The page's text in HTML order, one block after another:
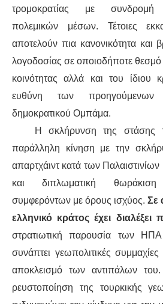
τρομοκρατίας με συνδρομή
πολεμικών μέσων. Τέτοιες
αποτελούν πια κανονικότητα και
λογοδοσίας σε οποιοδήποτε θεσμό
κοινότητας αλλά και του
ευθύνη των προηγούμενων
δημοκρατικού Ομπάμα.
Η σκλήρυνση της στάσης
παράλληλη κίνηση με την
απαρτχάιντ κατά των Παλαιστινίων
και διπλωματική
συμφερόντων με όρους ισχύος. Σε
ελληνικό κράτος έχει διαλέξει
στρατιωτική παρουσία των
συνάπτει γεωπολιτικές
αποκλεισμό των αντιπάλων του.
ρευστοποίηση της τουρκικής